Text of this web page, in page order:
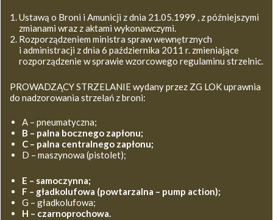
Ustawą o Broni i Amunicji z dnia 21.05.1999 , z późniejszymi
zmianami wraz z aktami wykonawczymi.
Rozporządzeniem ministra spraw wewnętrznych
i administracji z dnia 6 października 2011 r. zmieniające
rozporządzenie w sprawie wzorcowego regulaminu strzelnic.
PROWADZĄCY STRZELANIE wydany przez ZG LOK uprawnia
do nadzorowania strzelań z broni:
A – pneumatyczna;
B – palna bocznego zapłonu;
C – palna centralnego zapłonu;
D – maszynowa (pistolet);
E – samoczynna;
F – gładkolufowa (powtarzalna – pump action);
G – gładkolufowa;
H – czarnoprochowa.